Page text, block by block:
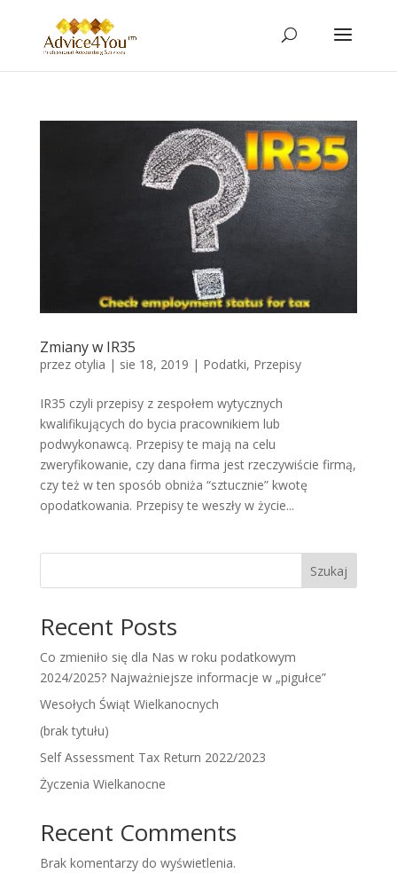
Zmiany w IR35
przez otylia | sie 18, 2019 | Podatki, Przepisy
IR35 czyli przepisy z zespołem wytycznych
kwalifikujących do bycia pracownikiem lub
podwykonawcą. Przepisy te mają na celu
zweryfikowanie, czy dana firma jest rzeczywiście firmą,
czy też w ten sposób obniża “sztucznie” kwotę
opodatkowania. Przepisy te weszły w życie...
Szukaj
Recent Posts
Co zmieniło się dla Nas w roku podatkowym
2024/2025? Najważniejsze informacje w „pigułce”
Wesołych Świąt Wielkanocnych
(brak tytułu)
Self Assessment Tax Return 2022/2023
Życzenia Wielkanocne
Recent Comments
Brak komentarzy do wyświetlenia.